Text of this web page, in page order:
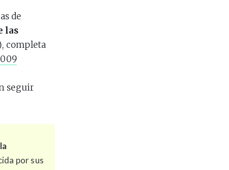
de
las
completa
seguir
por sus